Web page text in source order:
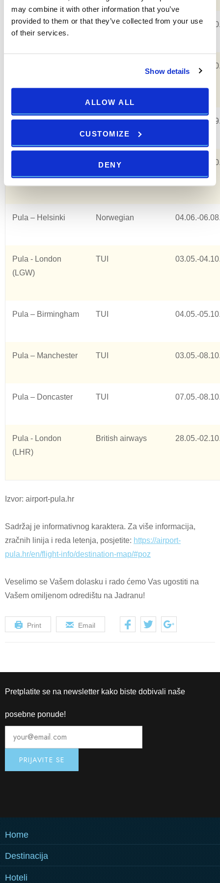
may combine it with other information that you’ve
provided to them or that they’ve collected from your use
of their services.
Show details
ALLOW ALL
CUSTOMIZE
DENY
Pula – Munich Lufthansa 09.04.-
07.05.-
Pula – Belgrade AirSERBIA 16.06.-
Transavia 21.04.-
Pula – Helsinki Norwegian 04.06.-
Pula - London
(LGW)
TUI 03.05.-
Pula – Birmingham TUI 04.05.-
Pula – Manchester TUI 03.05.-
Pula – Doncaster TUI 07.05.-
Pula - London
(LHR)
British airways 28.05.-
Izvor: airport-pula.hr
Sadržaj je informativnog karaktera. Za više informacija,
zračnih linija i reda letenja, posjetite: https://airport-
pula.hr/en/flight-info/destination-map/#poz
Veselimo se Vašem dolasku i rado ćemo Vas ugostiti na
Vašem omiljenom odredištu na Jadranu!
Print Email
Pretplatite se na newsletter kako biste dobivali naše
posebne ponude!
Home
Destinacija
KAKO DO NAS
Hoteli